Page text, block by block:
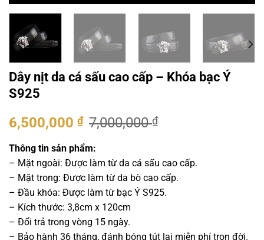
Dây nịt da cá sấu cao cấp – Khóa bạc Ý
S925
7,000,000₫
Giá
là:
7,000,000 ₫.
6,500,000 ₫Giá
tại
là:
6,500,000 ₫.
Thông tin sản phẩm:
– Mặt ngoài: Được làm từ da cá sấu cao cấp.
– Mặt trong: Được làm từ da bò cao cấp.
– Đầu khóa: Được làm từ bạc Ý S925.
– Kích thước: 3,8cm x 120cm
– Đổi trả trong vòng 15 ngày.
– Bảo hành 36 tháng, đánh bóng tút lại miễn phí trọn đời.